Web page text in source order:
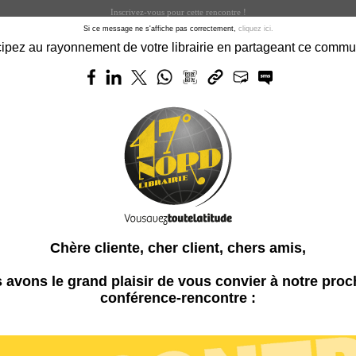
Inscrivez-vous pour cette rencontre !
Si ce message ne s'affiche pas correctement, cliquez ici.
au rayonnement de votre librairie en partageant ce
Chère cliente, cher client, chers amis,
avons le grand plaisir de vous convier à notre
conférence-rencontre :